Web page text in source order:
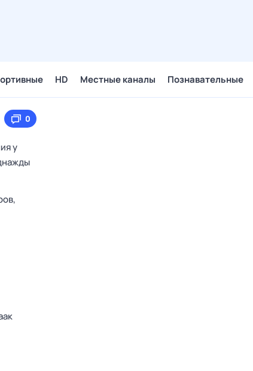
HD Местные каналы Познавательные
0
у